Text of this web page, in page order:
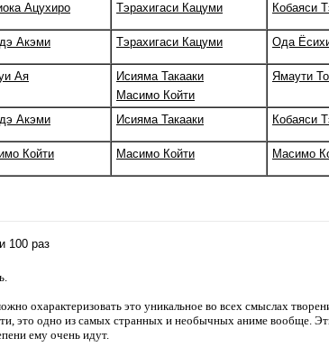
Ацухиро Тэрахигаси Кацуми Кобаяси
Акэми Тэрахигаси Кацуми Ода
Ая
Исияма Такааки
Масимо Койти
Ямаути
Акэми Исияма Такааки Кобаяси
Койти Масимо Койти Масимо
100 раз
охарактеризовать это уникальное во всех смыслах
это одно из самых странных и необычных аниме вообще.
ему очень идут.